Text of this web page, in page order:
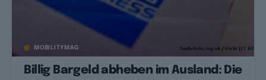
MOBILITYMAG
Billig Bargeld abheben im Ausland: Die